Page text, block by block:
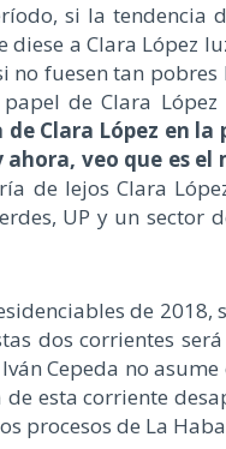
si la
a Clara López
fuesen tan
de Clara
de Clara López en
veo que es el
de lejos Clara
UP y un
de
dos corrientes
Cepeda no
esta corriente
procesos de La